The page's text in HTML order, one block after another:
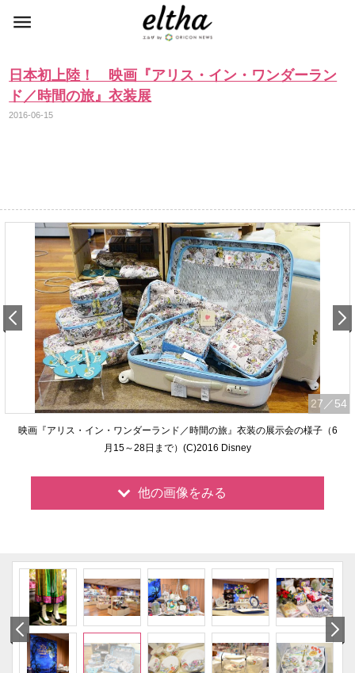
日本初上陸！ 映画『アリス・イン・ワンダーラン
ド／時間の旅』衣装展
2016-06-15
27 ／54
映画『アリス・イン・ワンダーランド／時間の旅』衣装の展示会の様子（6
月15～28日まで）(C)2016 Disney
他の画像をみる